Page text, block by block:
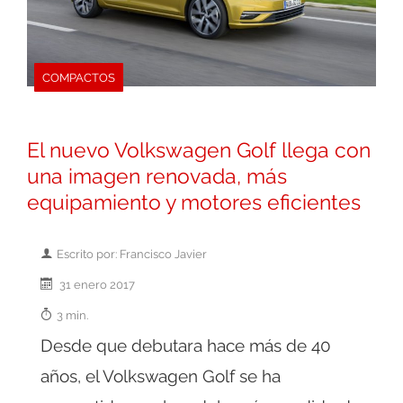
COMPACTOS
El nuevo Volkswagen Golf llega con
una imagen renovada, más
equipamiento y motores eficientes
Escrito por: Francisco Javier
31 enero 2017
3 min.
Desde que debutara hace más de 40
años, el Volkswagen Golf se ha